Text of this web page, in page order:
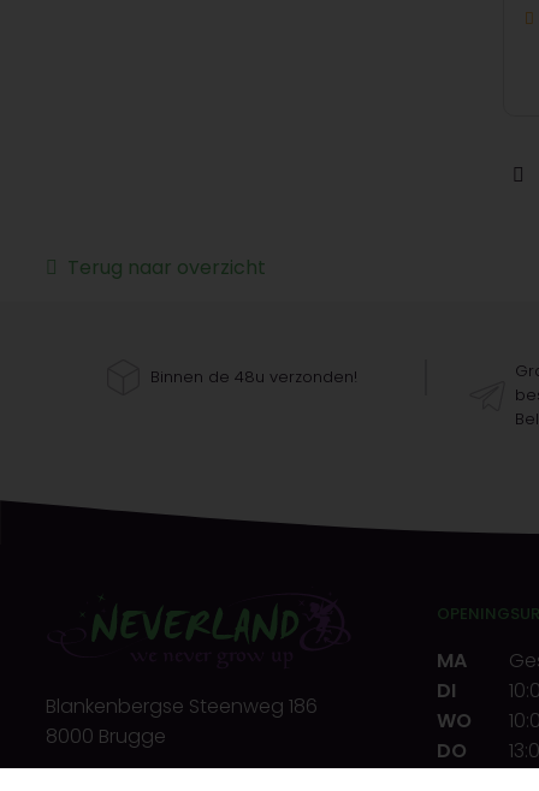
Terug naar overzicht
Binnen de 48u verzonden!
Blankenbergse Steenweg 186
8000 Brugge
MA
DI
WO
DO